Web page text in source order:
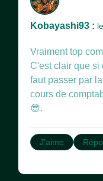
Kobayashi93 :
Vraiment top
C'est clair que si
faut passer par
cours de
😎.
J'aime